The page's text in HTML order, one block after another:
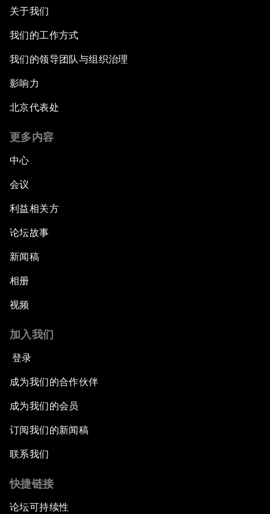
关于我们
我们的工作方式
我们的领导团队与组织治理
影响力
北京代表处
更多内容
中心
会议
利益相关方
论坛故事
新闻稿
相册
视频
加入我们
登录
成为我们的合作伙伴
成为我们的会员
订阅我们的新闻稿
联系我们
快捷链接
论坛可持续性